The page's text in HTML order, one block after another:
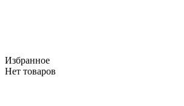
Избранное
Нет товаров